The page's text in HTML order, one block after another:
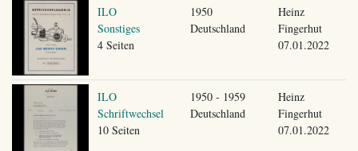
ILO
Sonstiges
4 Seiten
1950
Deutschland
Heinz
Fingerhut
07.01.2022
ILO
Schriftwechsel
10 Seiten
1950 - 1959
Deutschland
Heinz
Fingerhut
07.01.2022